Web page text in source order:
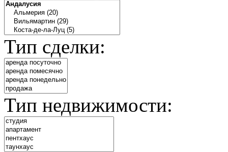
Тип сделки:
Тип недвижимости: